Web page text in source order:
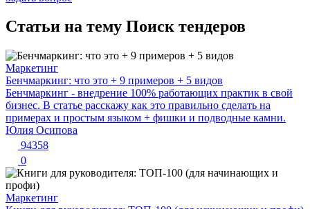
Статьи на тему Поиск тендеров
Маркетинг
Бенчмаркинг: что это + 9 примеров + 5 видов
Бенчмаркинг - внедрение 100% работающих практик в свой
бизнес. В статье расскажу как это правильно сделать на
примерах и простым языком + фишки и подводные камни.
Юлия Осипова
94358
0
Маркетинг